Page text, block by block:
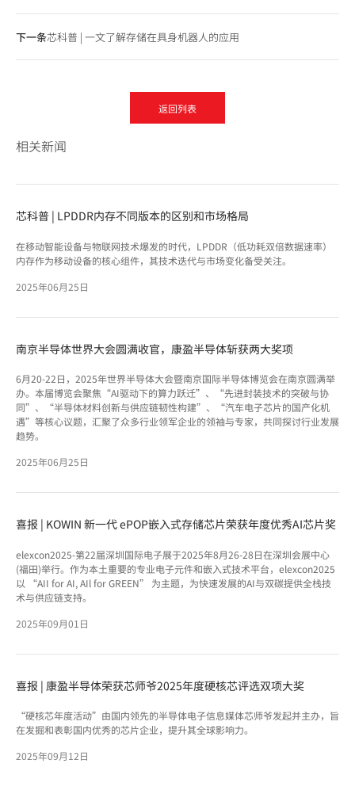
下一条芯科普 | 一文了解存储在具身机器人的应用
返回列表
相关新闻
芯科普 | LPDDR内存不同版本的区别和市场格局
在移动智能设备与物联网技术爆发的时代，LPDDR（低功耗双倍数据速率）
内存作为移动设备的核心组件，其技术迭代与市场变化备受关注。
2025年06月25日
南京半导体世界大会圆满收官，康盈半导体斩获两大奖项
6月20-22日，2025年世界半导体大会暨南京国际半导体博览会在南京圆满举
办。本届博览会聚焦“AI驱动下的算力跃迁”、“先进封装技术的突破与协
同”、“半导体材料创新与供应链韧性构建”、“汽车电子芯片的国产化机
遇”等核心议题，汇聚了众多行业领军企业的领袖与专家，共同探讨行业发展
趋势。
2025年06月25日
喜报 | KOWIN 新一代 ePOP嵌入式存储芯片荣获年度优秀AI芯片奖
elexcon2025-第22届深圳国际电子展于2025年8月26-28日在深圳会展中心
(福田)举行。作为本土重要的专业电子元件和嵌入式技术平台，elexcon2025
以 “AII for AI, AIl for GREEN” 为主题，为快速发展的AI与双碳提供全栈技
术与供应链支持。
2025年09月01日
喜报 | 康盈半导体荣获芯师爷2025年度硬核芯评选双项大奖
“硬核芯年度活动”由国内领先的半导体电子信息媒体芯师爷发起并主办，旨
在发掘和表彰国内优秀的芯片企业，提升其全球影响力。
2025年09月12日